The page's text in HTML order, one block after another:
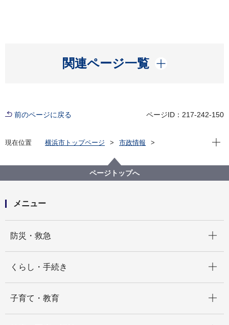
関連ページ一覧
開く
前のページに戻る ページID：217-242-150
現在位置 横浜市トップページ
市政情報
脱炭素・GREEN×EXPO推進局
記者発表 2024年度
横浜市、JAL、ダイエーが連携し、家庭から出る廃食
現在
ページトップへ
メニュー
防災・救急
くらし・手続き
子育て・教育